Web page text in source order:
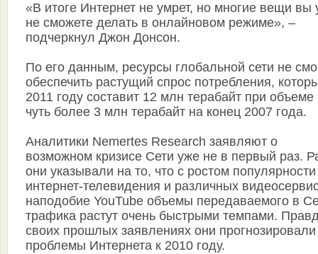
«В итоге Интернет не умрет, но многие вещи вы
не сможете делать в онлайновом режиме», –
подчеркнул Джон Донсон.
По его данным, ресурсы глобальной сети не
обеспечить растущий спрос потребления,
2011 году составит 12 млн терабайт при объеме
чуть более 3 млн терабайт на конец 2007 года.
Аналитики Nemertes Research заявляют о
возможном кризисе Сети уже не в первый раз.
они указывали на то, что с ростом популярности
интернет-телевидения и различных
наподобие YouTube объемы передаваемого в
трафика растут очень быстрыми темпами.
своих прошлых заявлениях они прогнозировали
проблемы Интернета к 2010 году.